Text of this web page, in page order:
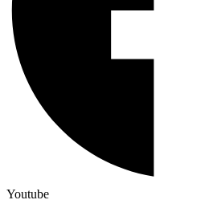
Youtube